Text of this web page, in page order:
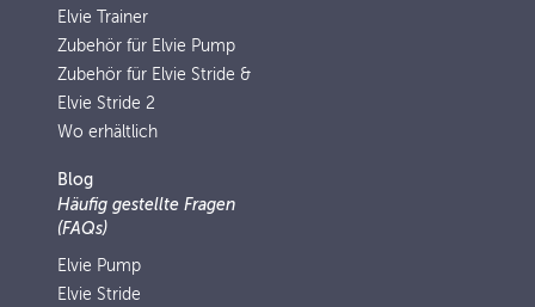
Elvie Trainer
Zubehör für Elvie Pump
Zubehör für Elvie Stride &
Elvie Stride 2
Wo erhältlich
Blog
Häufig gestellte Fragen
(FAQs)
Elvie Pump
Elvie Stride